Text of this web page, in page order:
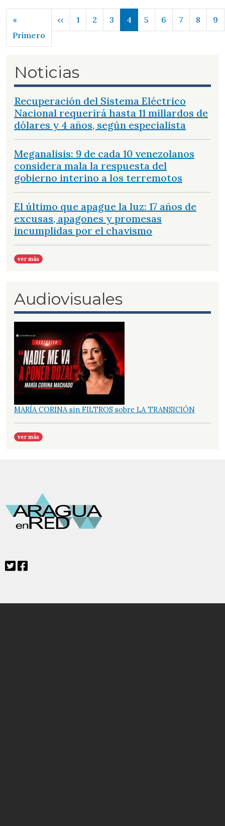
Paginación
«
Primero
‹‹ Página anterior
1 2 3 4 5 6 7 8 9
Noticias
Recuperación del Sistema Eléctrico
Nacional requerirá hasta 11 millardos de
dólares y 4 años, según especialista
Meganalisis: 9 de cada 10 venezolanos
considera mala la respuesta del
gobierno interino a los terremotos
El último que apague la luz: 17 años de
excusas, apagones y promesas
incumplidas por el chavismo
ver más
Audiovisuales
MARÍA CORINA sin FILTROS sobre LA TRANSICIÓN
ver más